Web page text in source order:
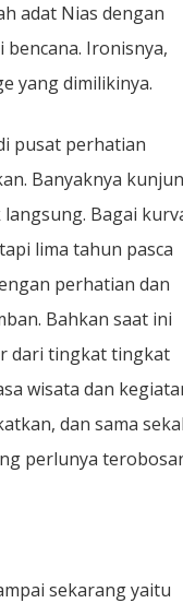
adat Nias dengan
Ironisnya,
yang dimilikinya.
pusat perhatian
Banyaknya
Bagai
lima tahun pasca
perhatian dan
Bahkan saat ini
dari tingkat tingkat
wisata dan
dan sama
perlunya
sekarang yaitu